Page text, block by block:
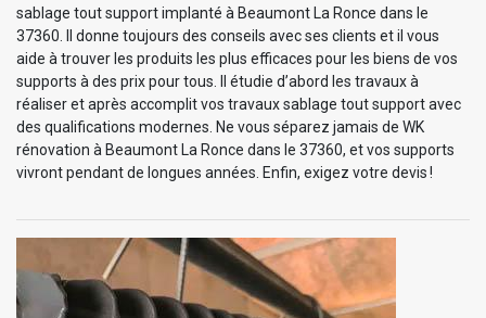
sablage tout support implanté à Beaumont La Ronce dans le
37360. Il donne toujours des conseils avec ses clients et il vous
aide à trouver les produits les plus efficaces pour les biens de vos
supports à des prix pour tous. Il étudie d’abord les travaux à
réaliser et après accomplit vos travaux sablage tout support avec
des qualifications modernes. Ne vous séparez jamais de WK
rénovation à Beaumont La Ronce dans le 37360, et vos supports
vivront pendant de longues années. Enfin, exigez votre devis !